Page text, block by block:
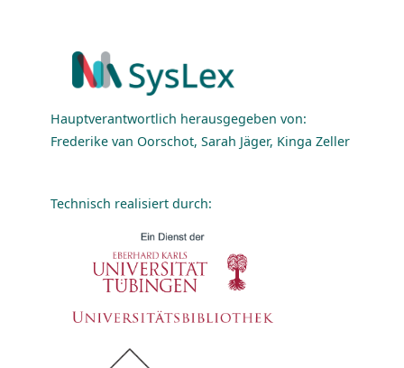
Hauptverantwortlich herausgegeben von:
Frederike van Oorschot, Sarah Jäger, Kinga Zeller
Technisch realisiert durch: